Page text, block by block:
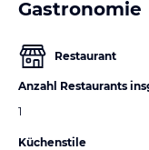
Gastronomie
Restaurant
Anzahl Restaurants
1
Küchenstile